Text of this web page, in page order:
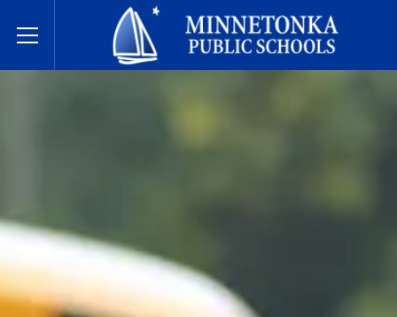
Toggle Menu
בתי הספר הציבוריים של מינטונקה